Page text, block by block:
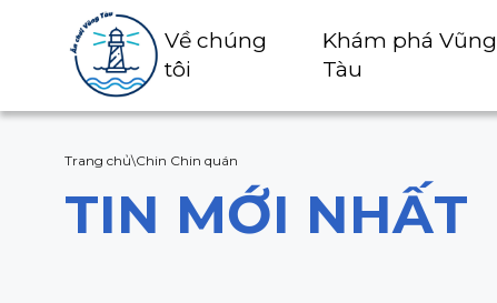
Về chúng
tôi
Khám phá Vũng
Tàu
Trang chủ\Chin Chin quán
TIN MỚI NHẤT